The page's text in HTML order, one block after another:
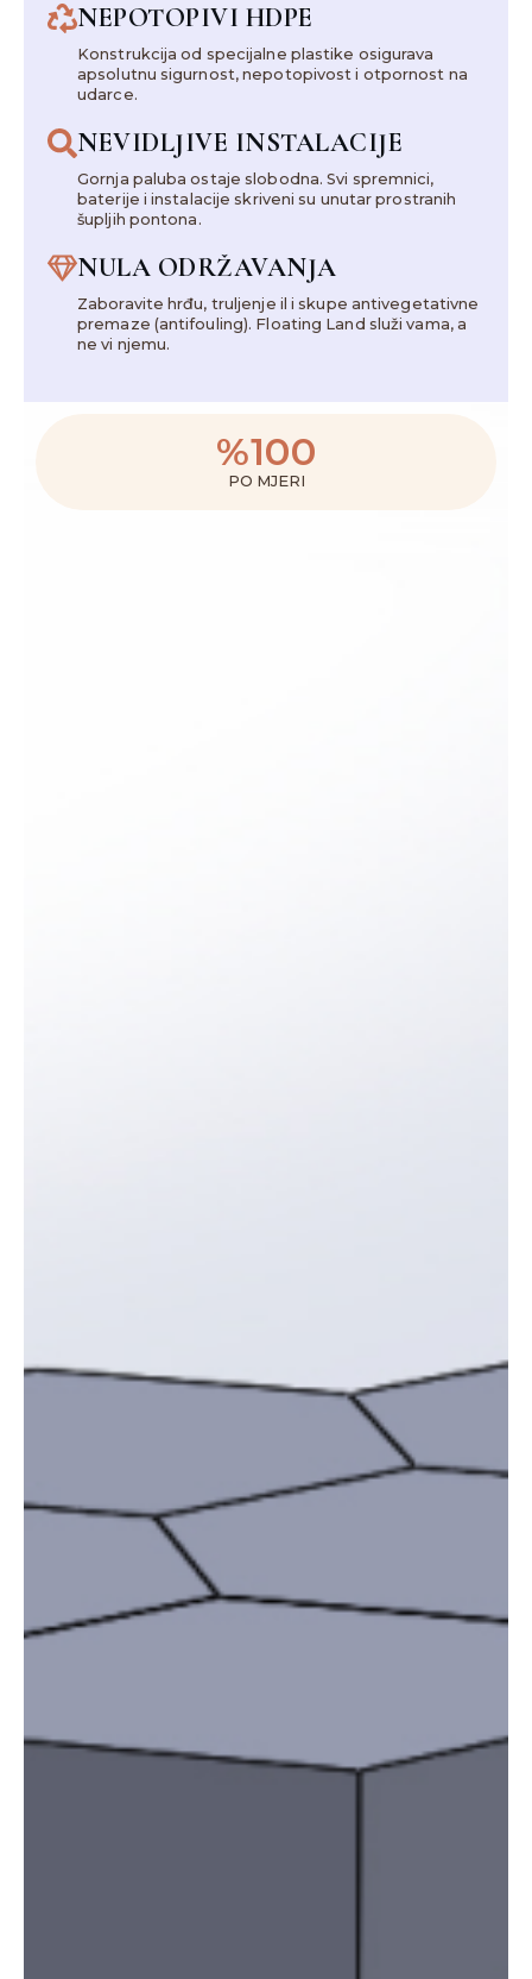
NEPOTOPIVI HDPE
Konstrukcija od specijalne plastike osigurava
apsolutnu sigurnost, nepotopivost i otpornost na
udarce.
NEVIDLJIVE INSTALACIJE
Gornja paluba ostaje slobodna. Svi spremnici,
baterije i instalacije skriveni su unutar prostranih
šupljih pontona.
NULA ODRŽAVANJA
Zaboravite hrđu, truljenje il i skupe antivegetativne
premaze (antifouling). Floating Land služi vama, a
ne vi njemu.
PO MJERI
%100